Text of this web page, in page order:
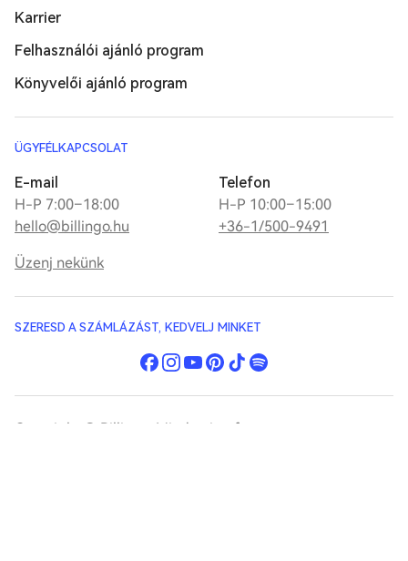
ÜGYFÉLKAPCSOLAT
E-mail
H-P 7:00–18:00
hello@billingo.hu
Telefon
H-P 10:00–15:00
+36-1/500-9491
Üzenj nekünk
Karrier
Felhasználói ajánló program
Könyvelői ajánló program
SZERESD A SZÁMLÁZÁST, KEDVELJ MINKET
Copyright © Billingo. Minden jog fenntartva.